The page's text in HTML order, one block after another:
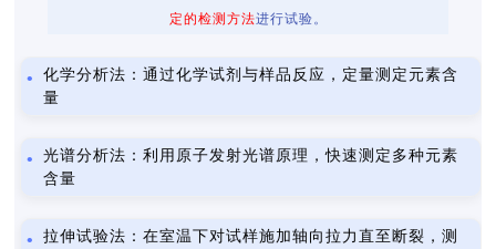
定的检测方法进行试验。
化学分析法：通过化学试剂与样品反应，定量测定元素含
量
光谱分析法：利用原子发射光谱原理，快速测定多种元素
含量
拉伸试验法：在室温下对试样施加轴向拉力直至断裂，测